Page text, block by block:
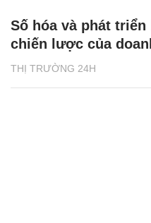
THỊ TRƯỜNG 24H
Số hóa và phát
chiến lược của